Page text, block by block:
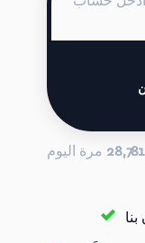
28,781 مرة اليوم